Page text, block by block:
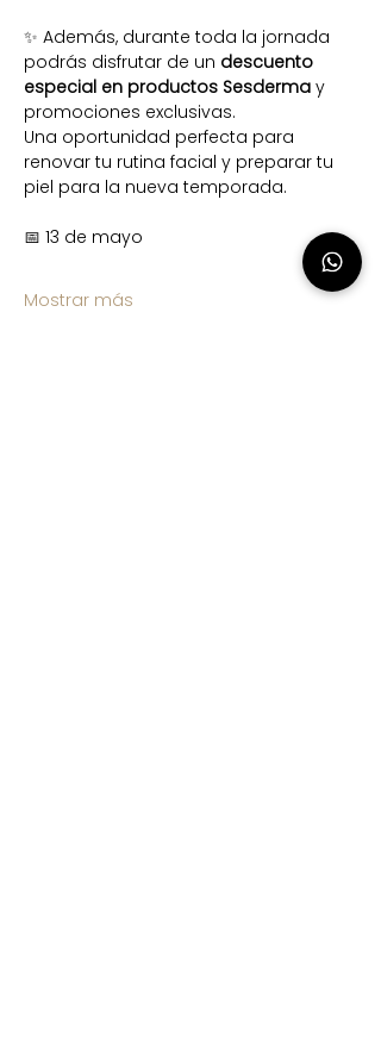
✨ Además, durante toda la jornada
podrás disfrutar de un descuento
especial en productos Sesderma y
promociones exclusivas.
Una oportunidad perfecta para
renovar tu rutina facial y preparar tu
piel para la nueva temporada.
📅 13 de mayo
Mostrar más